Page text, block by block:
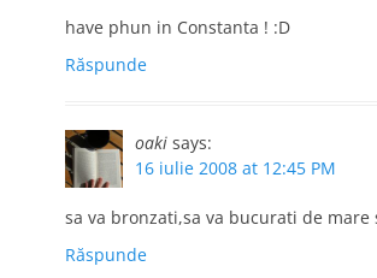
have phun in Constanta ! :D
Răspunde
oaki says:
16 iulie 2008 at 12:45 PM
sa va bronzati,sa va bucurati de mare
Răspunde